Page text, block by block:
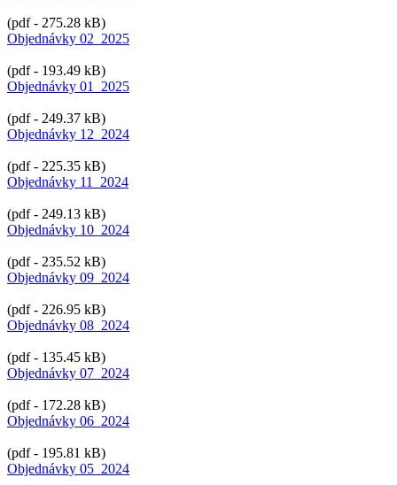
(pdf - 275.28 kB)
Objednávky 02_2025
(pdf - 193.49 kB)
Objednávky 01_2025
(pdf - 249.37 kB)
Objednávky 12_2024
(pdf - 225.35 kB)
Objednávky 11_2024
(pdf - 249.13 kB)
Objednávky 10_2024
(pdf - 235.52 kB)
Objednávky 09_2024
(pdf - 226.95 kB)
Objednávky 08_2024
(pdf - 135.45 kB)
Objednávky 07_2024
(pdf - 172.28 kB)
Objednávky 06_2024
(pdf - 195.81 kB)
Objednávky 05_2024